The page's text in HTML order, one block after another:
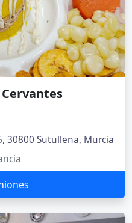
30800 Sutullena, Murcia